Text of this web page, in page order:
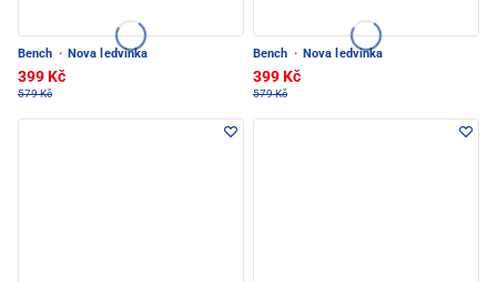
Bench · Nova ledvinka
399 Kč
579 Kč
Bench · Nova ledvinka
399 Kč
579 Kč